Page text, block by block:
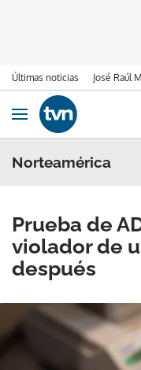
Últimas noticias José Raúl
Ir al contenido
Obrir navegació
Norteamérica
Prueba de
violador de
después